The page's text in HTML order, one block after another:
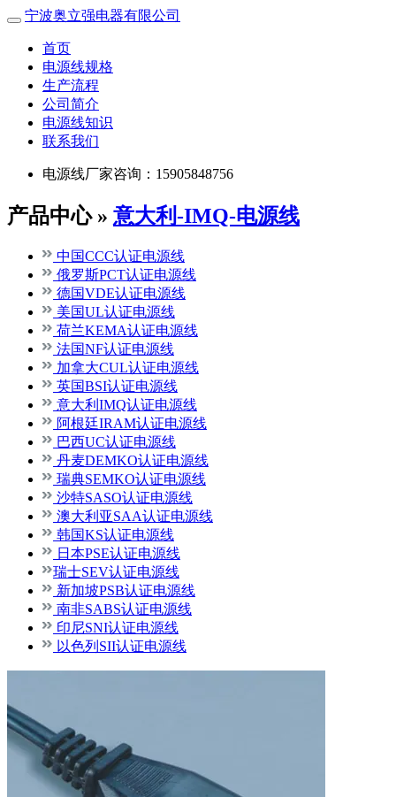
宁波奥立强电器有限公司
首页
电源线规格
生产流程
公司简介
电源线知识
联系我们
电源线厂家咨询：15905848756
产品中心 » 意大利-IMQ-电源线
中国CCC认证电源线
俄罗斯PCT认证电源线
德国VDE认证电源线
美国UL认证电源线
荷兰KEMA认证电源线
法国NF认证电源线
加拿大CUL认证电源线
英国BSI认证电源线
意大利IMQ认证电源线
阿根廷IRAM认证电源线
巴西UC认证电源线
丹麦DEMKO认证电源线
瑞典SEMKO认证电源线
沙特SASO认证电源线
澳大利亚SAA认证电源线
韩国KS认证电源线
日本PSE认证电源线
瑞士SEV认证电源线
新加坡PSB认证电源线
南非SABS认证电源线
印尼SNI认证电源线
以色列SII认证电源线